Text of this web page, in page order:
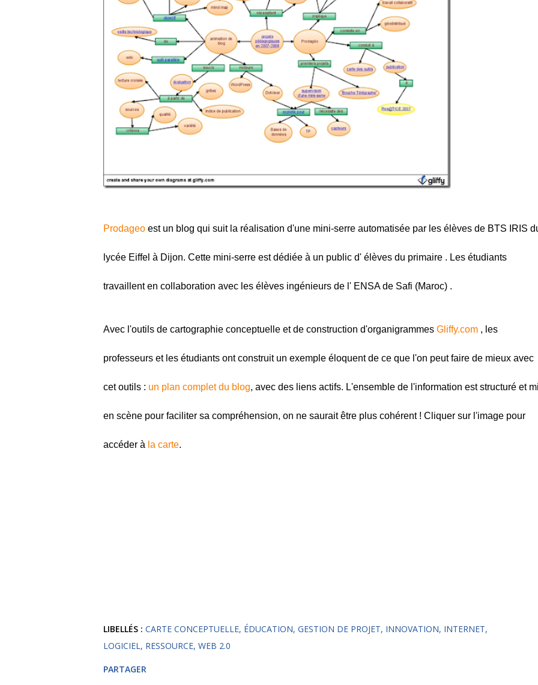
Prodageo est un blog qui suit la réalisation d'une mini-serre automatisée par les élèves de BTS IRIS
lycée Eiffel à Dijon. Cette mini-serre est dédiée à un public d' élèves du primaire . Les étudiants
travaillent en collaboration avec les élèves ingénieurs de l' ENSA de Safi (Maroc) .
Avec l'outils de cartographie conceptuelle et de construction d'organigrammes Gliffy.com , les
professeurs et les étudiants ont construit un exemple éloquent de ce que l'on peut faire de mieux avec
cet outils : un plan complet du blog, avec des liens actifs. L'ensemble de l'information est structuré et
en scène pour faciliter sa compréhension, on ne saurait être plus cohérent ! Cliquer sur l'image pour
accéder à la carte.
LIBELLÉS : CARTE CONCEPTUELLE ÉDUCATION GESTION DE PROJET INNOVATION INTERNET
LOGICIEL
RESSOURCE WEB 2.0
PARTAGER